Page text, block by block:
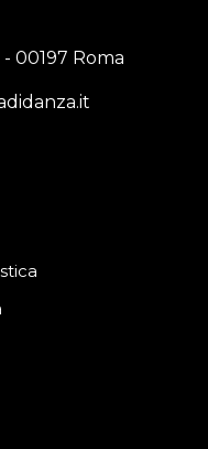
00197 Roma